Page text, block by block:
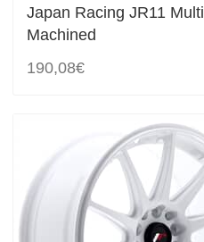
Japan Racing JR11
Machined
190,08€